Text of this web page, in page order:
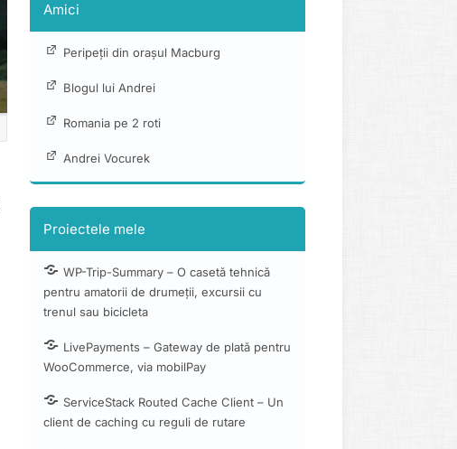
Amici
Peripeții din orașul Macburg
Blogul lui Andrei
Romania pe 2 roti
Andrei Vocurek
Proiectele mele
WP-Trip-Summary – O casetă tehnică
pentru amatorii de drumeții, excursii cu
trenul sau bicicleta
LivePayments – Gateway de plată pentru
WooCommerce, via mobilPay
ServiceStack Routed Cache Client – Un
client de caching cu reguli de rutare